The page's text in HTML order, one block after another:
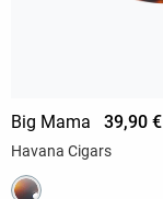
Big Mama 39,90 €
Havana Cigars